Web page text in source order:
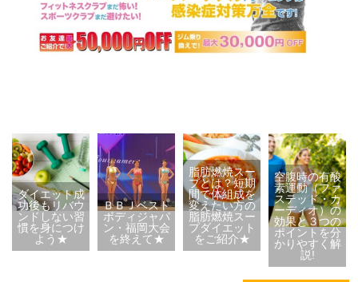
ダイエット成
功後もリバウ
ンドしない習
慣を身につけ
よう★
ＢＢＪベスト
ボディジャパ
ン・福岡大会
を終えて★
脂肪燃焼スー
プとは？短期
間で体組成を
変えたい方の
脂肪燃焼スー
プダイエット
をご紹介★
空腹時の有酸
素運動（ファ
ステッド・カ
ーディオ）の
効果と３つの
ポイントを分
かりやすく解
説!